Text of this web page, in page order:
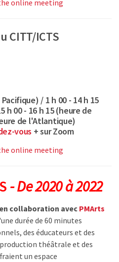
online meeting
CITT/ICTS
/ 1 h 00 - 14 h 15
h 00 - 16 h 15 (heure de
de l'Atlantique)
vous + sur Zoom
online meeting
- De 2020 à 2022
collaboration avec PMArts
durée de 60 minutes
des éducateurs et des
théâtrale et des
un espace